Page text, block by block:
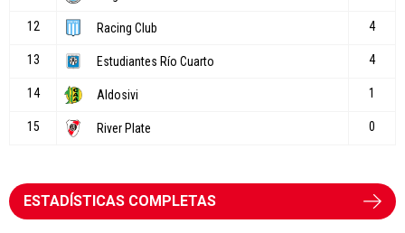
ESTADÍSTICAS COMPLETAS